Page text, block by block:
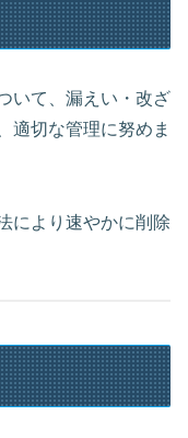
いて、漏えい・改ざ
適切な管理に努めま
により速やかに削除